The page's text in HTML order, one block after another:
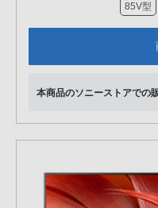
85V型
本商品のソニーストアでの